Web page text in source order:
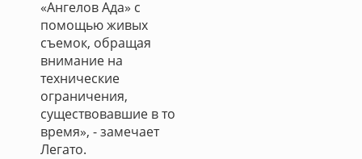
«Ангелов Ада» с
помощью живых
съемок, обращая
внимание на
технические
ограничения,
существовавшие в то
время», - замечает
Легато.